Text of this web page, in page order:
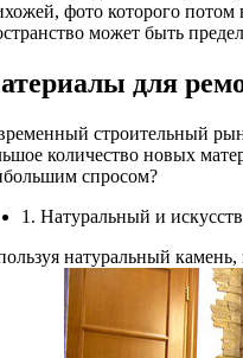
фото которого потом
может быть
для
строительный
количество новых
спросом?
1. Натуральный и
натуральный